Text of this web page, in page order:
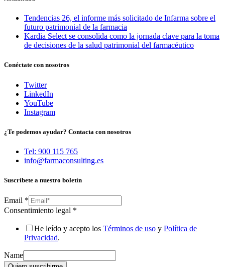
Tendencias 26, el informe más solicitado de Infarma sobre el
futuro patrimonial de la farmacia
Kardia Select se consolida como la jornada clave para la toma
de decisiones de la salud patrimonial del farmacéutico
Conéctate con nosotros
Twitter
LinkedIn
YouTube
Instagram
¿Te podemos ayudar? Contacta con nosotros
Tel: 900 115 765
info@farmaconsulting.es
Suscríbete a nuestro boletín
Email *
Consentimiento legal *
He leído y acepto los Términos de uso y Política de
Privacidad.
Name